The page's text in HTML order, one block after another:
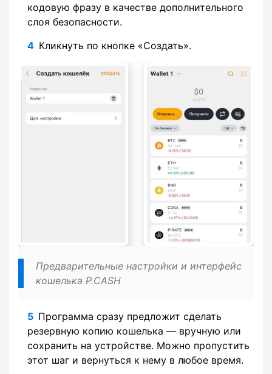
кодовую фразу в качестве дополнительного
слоя безопасности.
Кликнуть по кнопке «Создать».
Предварительные настройки и интерфейс
кошелька P.CASH
Программа сразу предложит сделать
резервную копию кошелька — вручную или
сохранить на устройстве. Можно пропустить
этот шаг и вернуться к нему в любое время.